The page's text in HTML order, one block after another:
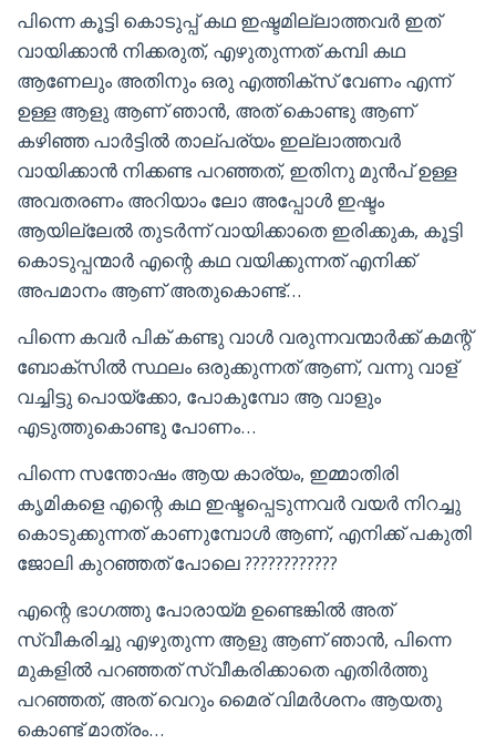
പിന്നെ കൂട്ടി കൊടുപ്പ് കഥ ഇഷ്ടമില്ലാത്തവർ ഇത്
വായിക്കാൻ നിക്കരുത്, എഴുതുന്നത് കമ്പി കഥ
ആണേലും അതിനും ഒരു എത്തിക്സ് വേണം എന്ന്
ഉള്ള ആളു ആണ് ഞാൻ, അത് കൊണ്ടു ആണ്
കഴിഞ്ഞ പാർട്ടിൽ താല്പര്യം ഇല്ലാത്തവർ
വായിക്കാൻ നിക്കണ്ട പറഞ്ഞത്, ഇതിനു മുൻപ് ഉള്ള
അവതരണം അറിയാം ലോ അപ്പോൾ ഇഷ്ടം
ആയില്ലേൽ തുടർന്ന് വായിക്കാതെ ഇരിക്കുക, കൂട്ടി
കൊടുപ്പന്മാർ എന്റെ കഥ വയിക്കുന്നത് എനിക്ക്
അപമാനം ആണ് അതുകൊണ്ട്…
പിന്നെ കവർ പിക് കണ്ടു വാൾ വരുന്നവന്മാർക്ക് കമന്റ്‌
ബോക്സിൽ സ്ഥലം ഒരുക്കുന്നത് ആണ്, വന്നു വാള്
വച്ചിട്ടു പൊയ്ക്കോ, പോകുമ്പോ ആ വാളും
എടുത്തുകൊണ്ടു പോണം…
പിന്നെ സന്തോഷം ആയ കാര്യം, ഇമ്മാതിരി
കൃമികളെ എന്റെ കഥ ഇഷ്ടപ്പെടുന്നവർ വയർ നിറച്ചു
കൊടുക്കുന്നത് കാണുമ്പോൾ ആണ്, എനിക്ക് പകുതി
ജോലി കുറഞ്ഞത് പോലെ ????????????
എന്റെ ഭാഗത്തു പോരായ്മ ഉണ്ടെങ്കിൽ അത്
സ്വീകരിച്ചു എഴുതുന്ന ആളു ആണ് ഞാൻ, പിന്നെ
മുകളിൽ പറഞ്ഞത് സ്വീകരിക്കാതെ എതിർത്തു
പറഞ്ഞത്, അത് വെറും മൈര് വിമർശനം ആയതു
കൊണ്ട് മാത്രം…